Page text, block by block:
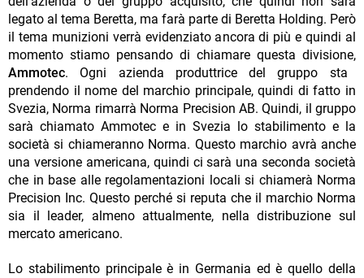
legato al tema Beretta, ma farà parte di Beretta Holding. Però
il tema munizioni verrà evidenziato ancora di più e quindi al
momento stiamo pensando di chiamare questa divisione,
Ammotec. Ogni azienda produttrice del gruppo sta
prendendo il nome del marchio principale, quindi di fatto in
Svezia, Norma rimarrà Norma Precision AB. Quindi, il gruppo
sarà chiamato Ammotec e in Svezia lo stabilimento e la
società si chiameranno Norma. Questo marchio avrà anche
una versione americana, quindi ci sarà una seconda società
che in base alle regolamentazioni locali si chiamerà Norma
Precision Inc. Questo perché si reputa che il marchio Norma
sia il leader, almeno attualmente, nella distribuzione sul
mercato americano.
Lo stabilimento principale è in Germania ed è quello della